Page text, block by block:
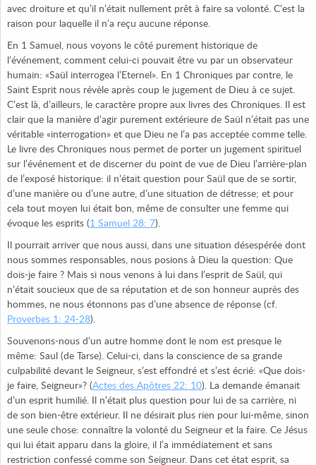
avec droiture et qu’il n’était nullement prêt à faire sa volonté. C’est la
raison pour laquelle il n’a reçu aucune réponse.
En 1 Samuel, nous voyons le côté purement historique de
l’événement, comment celui-ci pouvait être vu par un observateur
humain: «Saül interrogea l’Eternel». En 1 Chroniques par contre, le
Saint Esprit nous révèle après coup le jugement de Dieu à ce sujet.
C’est là, d’ailleurs, le caractère propre aux livres des Chroniques. Il est
clair que la manière d’agir purement extérieure de Saül n’était pas une
véritable «interrogation» et que Dieu ne l’a pas acceptée comme telle.
Le livre des Chroniques nous permet de porter un jugement spirituel
sur l’événement et de discerner du point de vue de Dieu l’arrière-plan
de l’exposé historique: il n’était question pour Saül que de se sortir,
d’une manière ou d’une autre, d’une situation de détresse; et pour
cela tout moyen lui était bon, même de consulter une femme qui
évoque les esprits (1 Samuel 28: 7).
Il pourrait arriver que nous aussi, dans une situation désespérée dont
nous sommes responsables, nous posions à Dieu la question: Que
dois-je faire ? Mais si nous venons à lui dans l’esprit de Saül, qui
n’était soucieux que de sa réputation et de son honneur auprès des
hommes, ne nous étonnons pas d’une absence de réponse (cf.
Proverbes 1: 24-28).
Souvenons-nous d’un autre homme dont le nom est presque le
même: Saul (de Tarse). Celui-ci, dans la conscience de sa grande
culpabilité devant le Seigneur, s’est effondré et s’est écrié: «Que dois-
je faire, Seigneur»? (Actes des Apôtres 22: 10). La demande émanait
d’un esprit humilié. Il n’était plus question pour lui de sa carrière, ni
de son bien-être extérieur. Il ne désirait plus rien pour lui-même, sinon
une seule chose: connaître la volonté du Seigneur et la faire. Ce Jésus
qui lui était apparu dans la gloire, il l’a immédiatement et sans
restriction confessé comme son Seigneur. Dans cet état esprit, sa